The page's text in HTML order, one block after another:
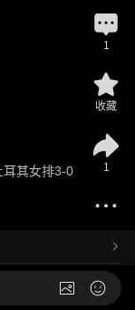
耳其女排3-0
1
收藏
1